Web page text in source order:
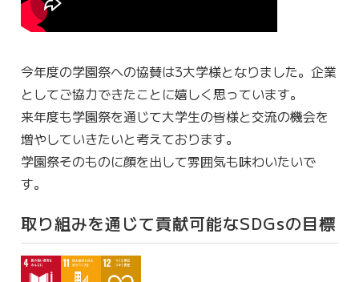
今年度の学園祭への協賛は3大学様となりました。企業
としてご協力できたことに嬉しく思っています。
来年度も学園祭を通じて大学生の皆様と交流の機会を
増やしていきたいと考えております。
学園祭そのものに顔を出して雰囲気も味わいたいで
す。
取り組みを通じて貢献可能なSDGsの目標